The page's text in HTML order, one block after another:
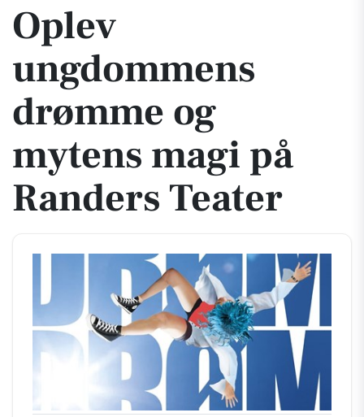
Oplev
ungdommens
drømme og
mytens magi på
Randers Teater